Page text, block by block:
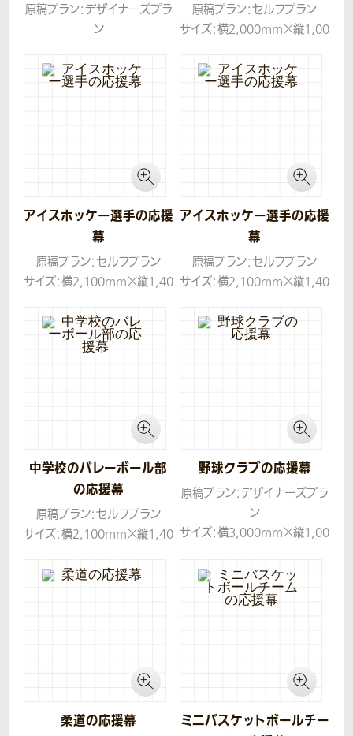
原稿プラン：デザイナーズプラ
ン
mm
生地：トロマット
ーダーでしたので、背景は女性
の力強さをグラデーションで
表現し、選手のシルエットとお
名前にある「輝き」を加えてデ
ザインしてみました。
原稿プラン：セルフプラン
サイズ：横2,000mm×縦1,00
生地：トロマット
アイスホッケー選手の応援
幕
原稿プラン：セルフプラン
サイズ：横2,100mm×縦1,40
生地：トロマット
アイスホッケー選手の応援
幕
原稿プラン：セルフプラン
サイズ：横2,100mm×縦1,40
生地：トロマット
中学校のバレーボール部
の応援幕
原稿プラン：セルフプラン
サイズ：横2,100mm×縦1,40
生地：トロマット
野球クラブの応援幕
原稿プラン：デザイナーズプラ
ン
サイズ：横3,000mm×縦1,00
生地：帆布
柔道の応援幕
ミニバスケットボールチー